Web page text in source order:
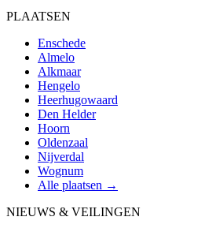
PLAATSEN
Enschede
Almelo
Alkmaar
Hengelo
Heerhugowaard
Den Helder
Hoorn
Oldenzaal
Nijverdal
Wognum
Alle plaatsen →
NIEUWS & VEILINGEN